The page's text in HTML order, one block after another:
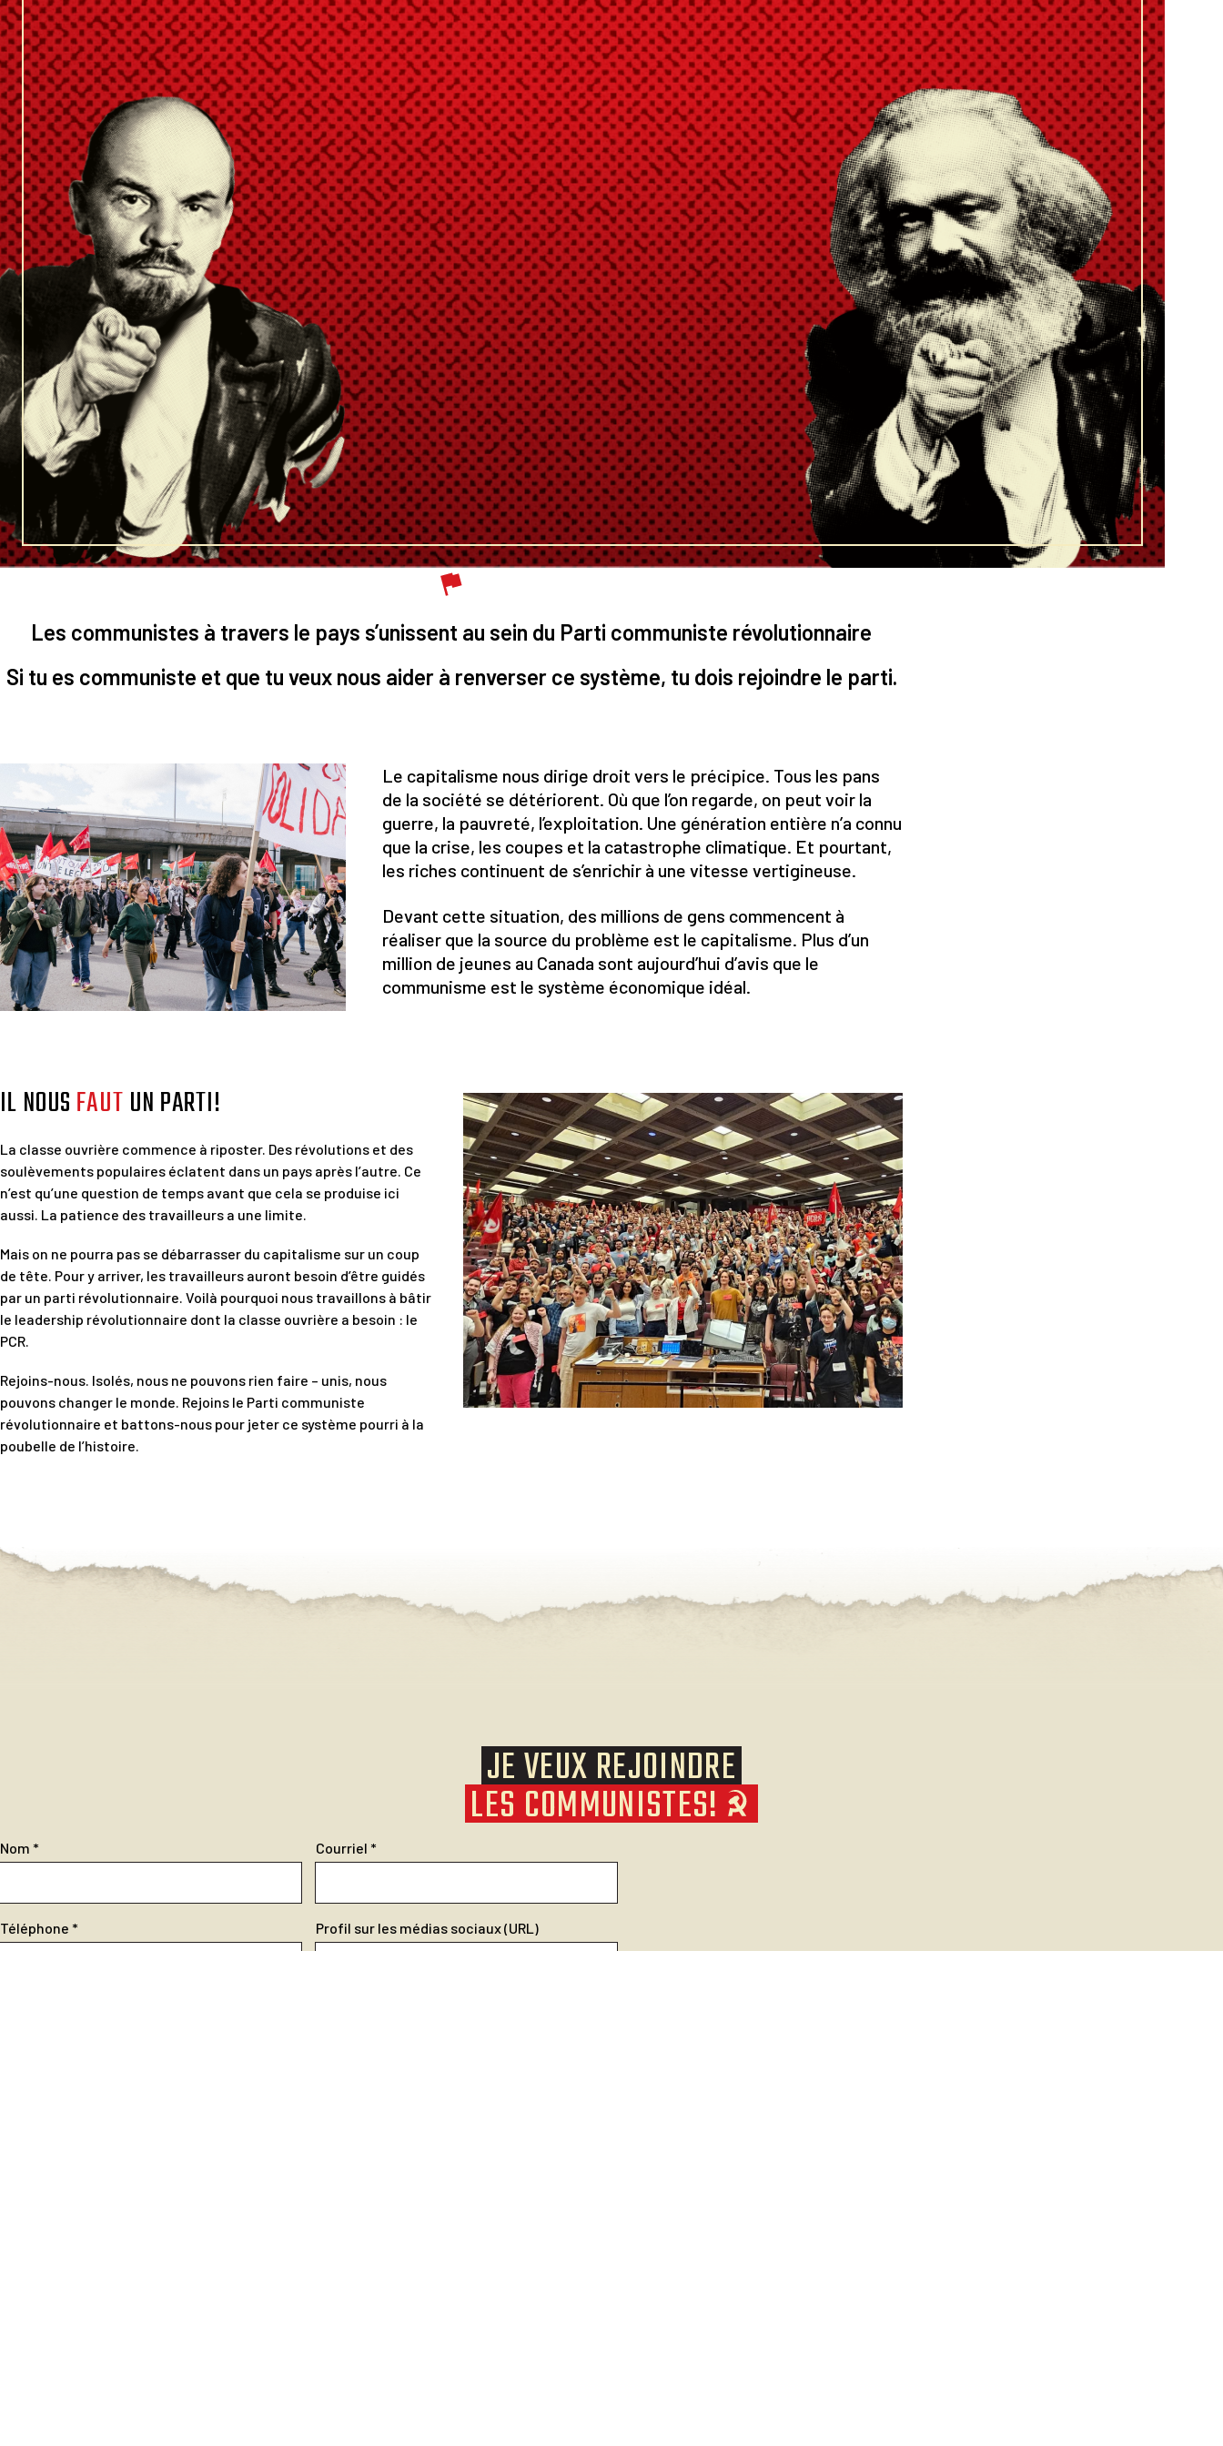
Les communistes à travers le pays s’unissent au sein du Parti communiste révolutionnaire
Si tu es communiste et que tu veux nous aider à renverser ce système, tu dois rejoindre le parti.
Le capitalisme nous dirige droit vers le précipice. Tous les pans
de la société se détériorent. Où que l’on regarde, on peut voir la
guerre, la pauvreté, l’exploitation. Une génération entière n’a connu
que la crise, les coupes et la catastrophe climatique. Et pourtant,
les riches continuent de s’enrichir à une vitesse vertigineuse.
Devant cette situation, des millions de gens commencent à
réaliser que la source du problème est le capitalisme. Plus d’un
million de jeunes au Canada sont aujourd’hui d’avis que le
communisme est le système économique idéal.
IL NOUSFAUTUN PARTI!
La classe ouvrière commence à riposter. Des révolutions et des
soulèvements populaires éclatent dans un pays après l’autre. Ce
n’est qu’une question de temps avant que cela se produise ici
aussi. La patience des travailleurs a une limite.
Mais on ne pourra pas se débarrasser du capitalisme sur un coup
de tête. Pour y arriver, les travailleurs auront besoin d’être guidés
par un parti révolutionnaire. Voilà pourquoi nous travaillons à bâtir
le leadership révolutionnaire dont la classe ouvrière a besoin : le
PCR.
Rejoins-nous. Isolés, nous ne pouvons rien faire – unis, nous
pouvons changer le monde. Rejoins le Parti communiste
révolutionnaire et battons-nous pour jeter ce système pourri à la
poubelle de l’histoire.
JE VEUX REJOINDRE
LES COMMUNISTES!
Nom Courriel
Téléphone Profil sur les médias sociaux (URL)